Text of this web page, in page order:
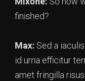
finished?
Max: Sed a
id urna efficitur
amet fringilla